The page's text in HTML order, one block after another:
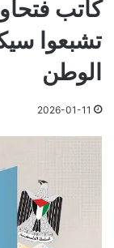
كاتب
تشبعوا
الوطن
2026-01-11